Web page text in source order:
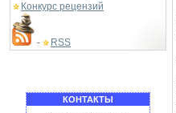
Конкурс рецензий
- RSS
КОНТАКТЫ